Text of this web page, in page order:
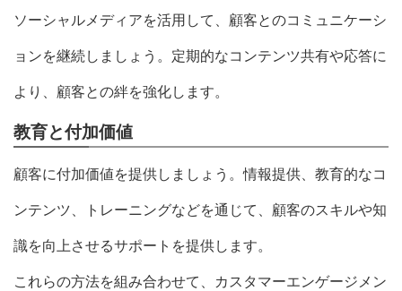
ソーシャルメディアを活用して、顧客とのコミュニケーシ
ョンを継続しましょう。定期的なコンテンツ共有や応答に
より、顧客との絆を強化します。
教育と付加価値
顧客に付加価値を提供しましょう。情報提供、教育的なコ
ンテンツ、トレーニングなどを通じて、顧客のスキルや知
識を向上させるサポートを提供します。
これらの方法を組み合わせて、カスタマーエンゲージメン